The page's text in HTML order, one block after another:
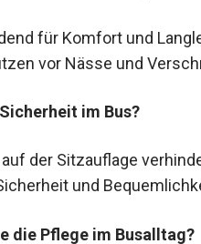
für Komfort und
vor Nässe und
im Bus?
der Sitzauflage
und
die Pflege im Busalltag?